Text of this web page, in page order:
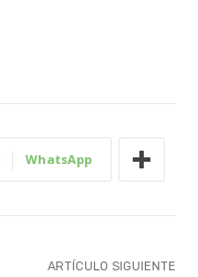
WhatsApp
ARTÍCULO SIGUIENTE